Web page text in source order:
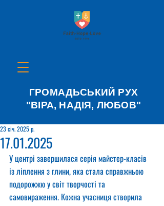
ГРОМАДЬСЬКИЙ РУХ
"ВІРА, НАДІЯ, ЛЮБОВ"
17.01.2025
23 січ. 2025 р.
У центрі завершилася серія майстер-класів
із ліплення з глини, яка стала справжньою
подорожжю у світ творчості та
самовираження. Кожна учасниця створила